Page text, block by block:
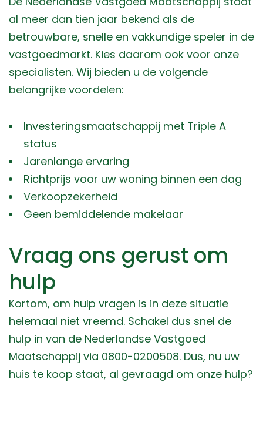
al meer dan tien jaar bekend als de
betrouwbare, snelle en vakkundige speler in de
vastgoedmarkt. Kies daarom ook voor onze
specialisten. Wij bieden u de volgende
belangrijke voordelen:
Investeringsmaatschappij met Triple A
status
Jarenlange ervaring
Richtprijs voor uw woning binnen een dag
Verkoopzekerheid
Geen bemiddelende makelaar
Vraag ons gerust om
hulp
Kortom, om hulp vragen is in deze situatie
helemaal niet vreemd. Schakel dus snel de
hulp in van de Nederlandse Vastgoed
Maatschappij via 0800-0200508. Dus, nu uw
huis te koop staat, al gevraagd om onze hulp?